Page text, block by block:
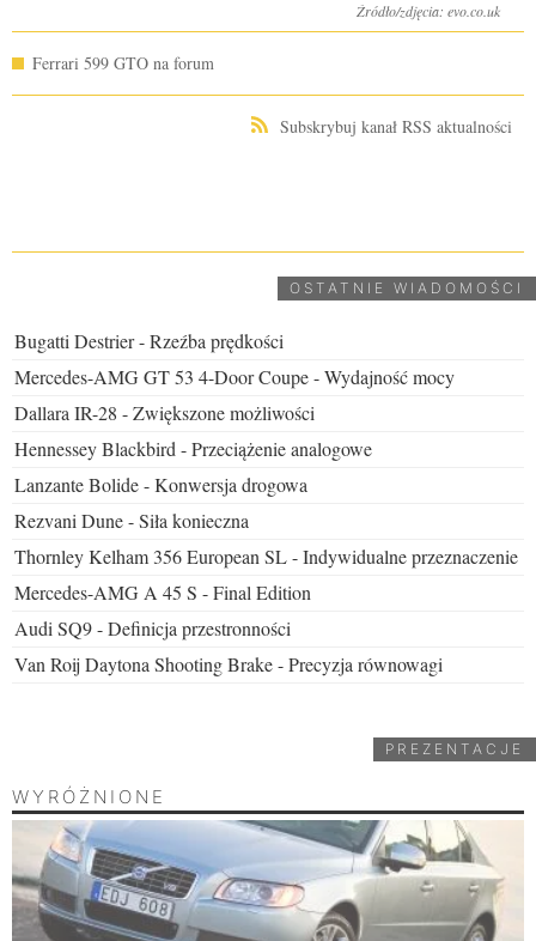
Źródło/zdjęcia: evo.co.uk
Ferrari 599 GTO na forum
Subskrybuj kanał RSS aktualności
OSTATNIE WIADOMOŚCI
Bugatti Destrier - Rzeźba prędkości
Mercedes-AMG GT 53 4-Door Coupe - Wydajność mocy
Dallara IR-28 - Zwiększone możliwości
Hennessey Blackbird - Przeciążenie analogowe
Lanzante Bolide - Konwersja drogowa
Rezvani Dune - Siła konieczna
Thornley Kelham 356 European SL - Indywidualne przeznaczenie
Mercedes-AMG A 45 S - Final Edition
Audi SQ9 - Definicja przestronności
Van Roij Daytona Shooting Brake - Precyzja równowagi
PREZENTACJE
WYRÓŻNIONE